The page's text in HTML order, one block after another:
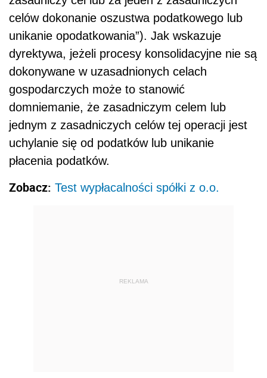
celów dokonanie oszustwa podatkowego lub
unikanie opodatkowania”). Jak wskazuje
dyrektywa, jeżeli procesy konsolidacyjne nie są
dokonywane w uzasadnionych celach
gospodarczych może to stanowić
domniemanie, że zasadniczym celem lub
jednym z zasadniczych celów tej operacji jest
uchylanie się od podatków lub unikanie
płacenia podatków.
Zobacz: Test wypłacalności spółki z o.o.
REKLAMA